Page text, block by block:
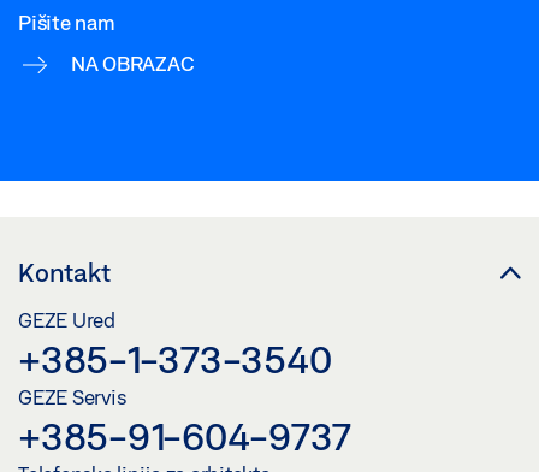
Pišite nam
NA OBRAZAC
Kontakt
GEZE Ured
+385-1-373-3540
GEZE Servis
+385-91-604-9737